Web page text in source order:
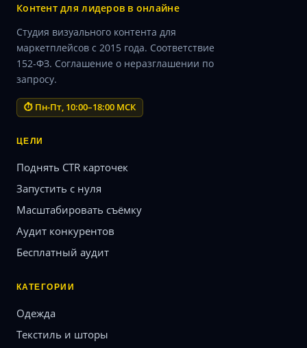
Контент для лидеров в онлайне
Студия визуального контента для
маркетплейсов с 2015 года. Соответствие
152-ФЗ. Соглашение о неразглашении по
запросу.
⏱ Пн-Пт, 10:00–18:00 МСК
ЦЕЛИ
Поднять CTR карточек
Запустить с нуля
Масштабировать съёмку
Аудит конкурентов
Бесплатный аудит
КАТЕГОРИИ
Одежда
Текстиль и шторы